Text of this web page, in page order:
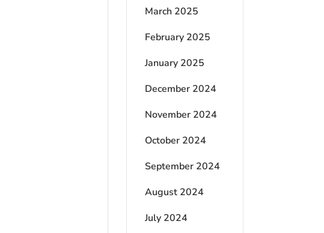
March 2025
February 2025
January 2025
December 2024
November 2024
October 2024
September 2024
August 2024
July 2024